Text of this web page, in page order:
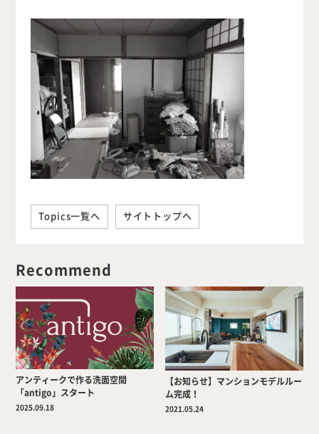
Topics一覧へ サイトトップへ
Recommend
アンティークで作る洗面空間
「antigo」スタート
2025.09.18
【お知らせ】マンションモデルルー
ム完成！
2021.05.24